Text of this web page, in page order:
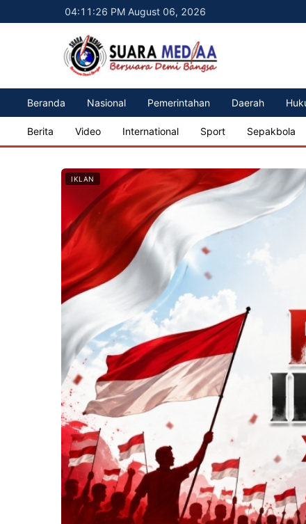
04:11:28 PM August 06, 2026
Beranda Nasional Pemerintahan Daerah
Berita Video International Sport Sepakbola
IKLAN